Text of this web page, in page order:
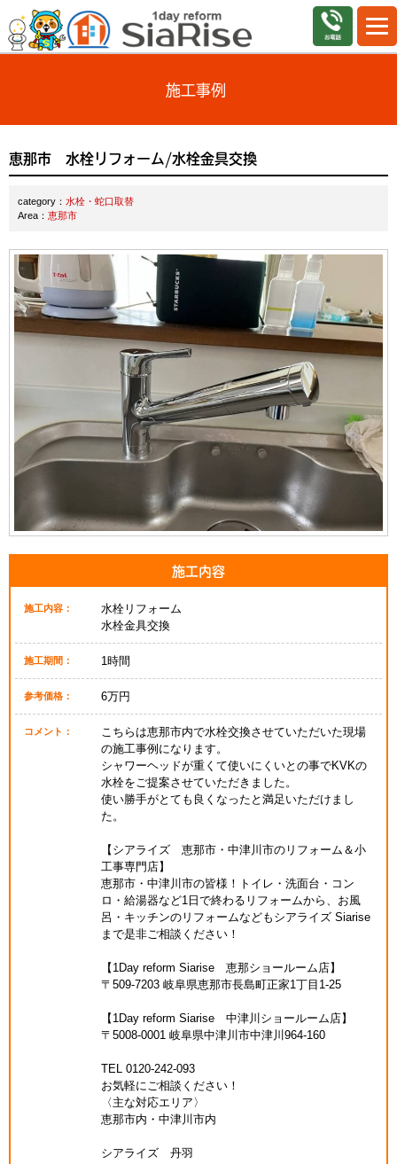
施工事例
恵那市 水栓リフォーム/水栓金具交換
category： 水栓・蛇口取替
Area： 恵那市
施工内容
施工内容：
水栓リフォーム
水栓金具交換
施工期間： 1時間
参考価格： 6万円
コメント：
こちらは恵那市内で水栓交換させていただいた現場
の施工事例になります。
シャワーヘッドが重くて使いにくいとの事でKVKの
水栓をご提案させていただきました。
使い勝手がとても良くなったと満足いただけまし
た。
【シアライズ 恵那市・中津川市のリフォーム＆小
工事専門店】
恵那市・中津川市の皆様！トイレ・洗面台・コン
ロ・給湯器など1日で終わるリフォームから、お風
呂・キッチンのリフォームなどもシアライズ Siarise
まで是非ご相談ください！
【1Day reform Siarise 恵那ショールーム店】
〒509-7203 岐阜県恵那市長島町正家1丁目1-25
【1Day reform Siarise 中津川ショールーム店】
〒5008-0001 岐阜県中津川市中津川964-160
TEL 0120-242-093
お気軽にご相談ください！
〈主な対応エリア〉
恵那市内・中津川市内
シアライズ 丹羽